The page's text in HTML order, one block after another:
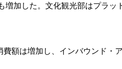
加した。文化観光部はプラッ
額は増加し、インバウンド・